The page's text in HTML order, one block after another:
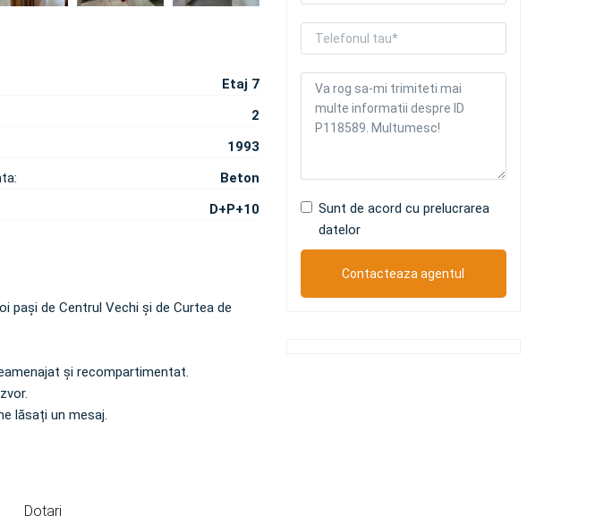
Etaj 7
2
1993
Beton
D+P+10
pași de Centrul Vechi și de Curtea de
și recompartimentat.
lăsați un mesaj.
Dotari
Sunt de acord cu prelucrarea
datelor